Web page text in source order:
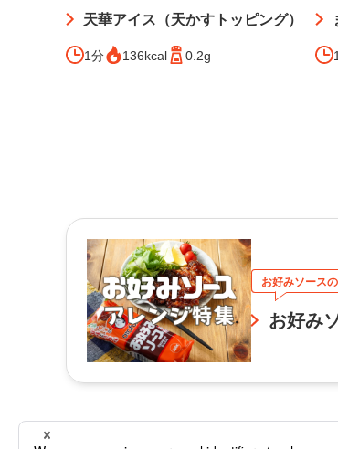
天華アイス（天かすトッピング）
1分 136kcal 0.2g
お好みソース
お好み